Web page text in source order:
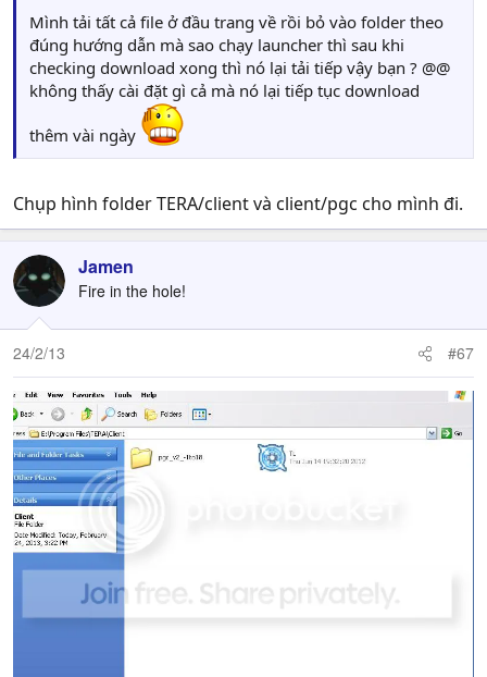
Mình tải tất cả file ở đầu trang về rồi bỏ vào folder theo
đúng hướng dẫn mà sao chạy launcher thì sau khi
checking download xong thì nó lại tải tiếp vậy bạn ? @@
không thấy cài đặt gì cả mà nó lại tiếp tục download
thêm vài ngày
Chụp hình folder TERA/client và client/pgc cho mình đi.
Jamen
Fire in the hole!
24/2/13 #67